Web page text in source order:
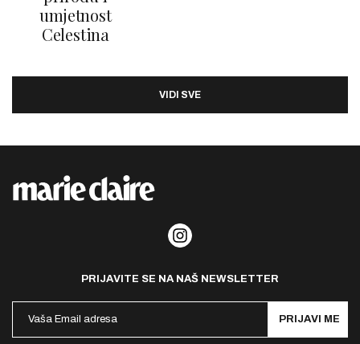
umjetnost
Celestina
VIDI SVE
PRIJAVITE SE NA NAŠ NEWSLETTER
PRIJAVI ME